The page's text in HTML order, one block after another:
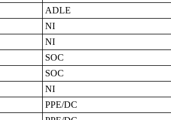
ADLE
NI
NI
SOC
SOC
NI
PPE/DC